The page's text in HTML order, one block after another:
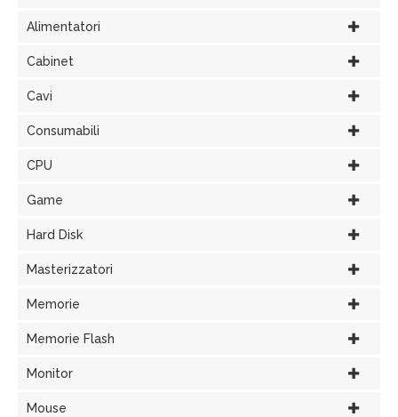
Alimentatori
Cabinet
Cavi
Consumabili
CPU
Game
Hard Disk
Masterizzatori
Memorie
Memorie Flash
Monitor
Mouse